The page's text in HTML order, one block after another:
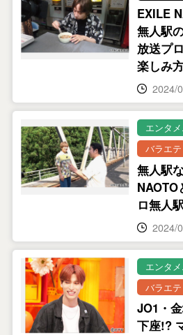
EXILE
無人駅
放送プ
楽しみ
2024/
エンタ
バラエ
無人駅
ロ無人
2024/
エンタ
バラエ
JO1・
下座!?